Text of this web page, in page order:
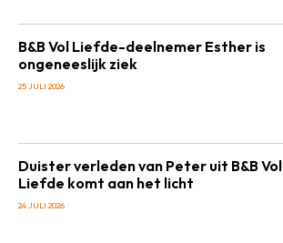
B&B Vol Liefde-deelnemer Esther is
ongeneeslijk ziek
25 JULI 2026
Duister verleden van Peter uit B&B Vol
Liefde komt aan het licht
24 JULI 2026